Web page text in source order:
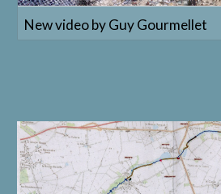
New video by Guy Gourmellet